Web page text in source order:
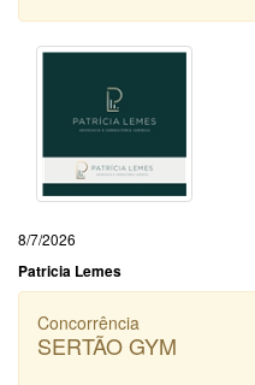
8/7/2026
Patricia Lemes
Concorrência
SERTÃO GYM